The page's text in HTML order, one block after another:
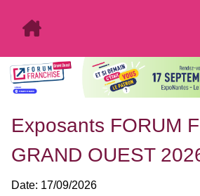
Exposants FORUM
GRAND OUEST
Date: 17/09/2026